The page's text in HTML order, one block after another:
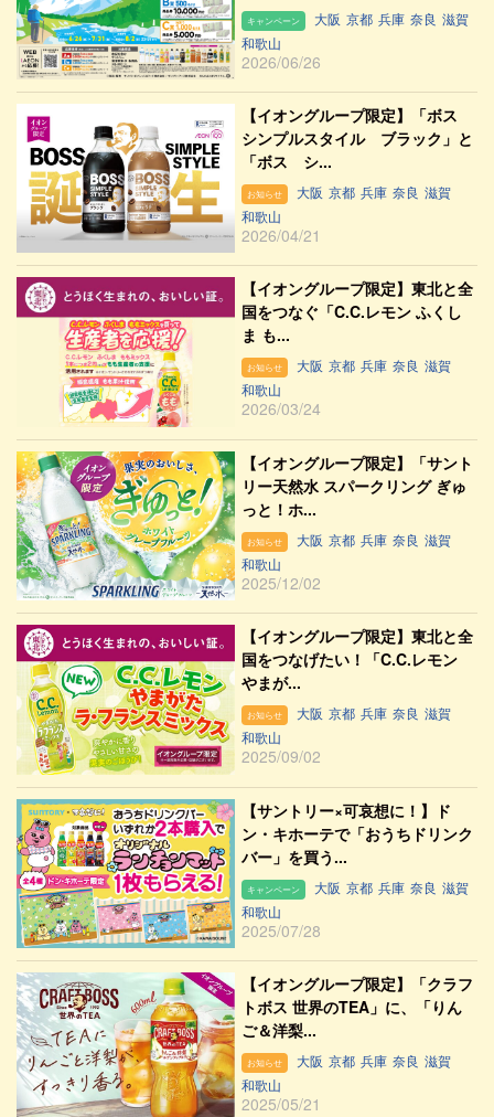
キャンペーン 大阪 京都 兵庫 奈良 滋賀
和歌山
2026/06/26
【イオングループ限定】「ボス
シンプルスタイル ブラック」と
「ボス シ...
お知らせ 大阪 京都 兵庫 奈良 滋賀
和歌山
2026/04/21
【イオングループ限定】東北と全
国をつなぐ「C.C.レモン ふくし
ま も...
お知らせ 大阪 京都 兵庫 奈良 滋賀
和歌山
2026/03/24
【イオングループ限定】「サント
リー天然水 スパークリング ぎゅ
っと！ホ...
お知らせ 大阪 京都 兵庫 奈良 滋賀
和歌山
2025/12/02
【イオングループ限定】東北と全
国をつなげたい！「C.C.レモン
やまが...
お知らせ 大阪 京都 兵庫 奈良 滋賀
和歌山
2025/09/02
【サントリー×可哀想に！】ド
ン・キホーテで「おうちドリンク
バー」を買う...
キャンペーン 大阪 京都 兵庫 奈良 滋賀
和歌山
2025/07/28
【イオングループ限定】「クラフ
トボス 世界のTEA」に、「りん
ご＆洋梨...
お知らせ 大阪 京都 兵庫 奈良 滋賀
和歌山
2025/05/21